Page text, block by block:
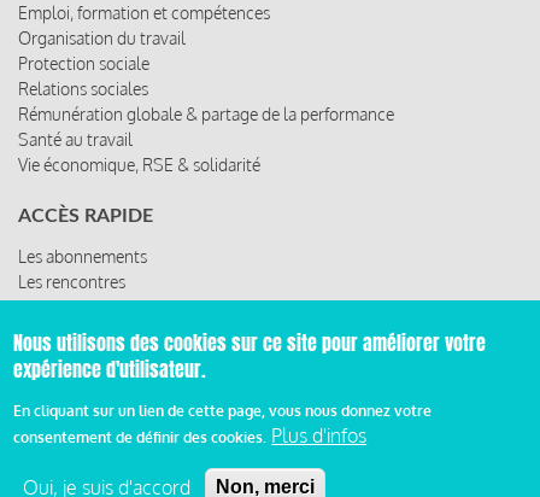
Emploi, formation et compétences
Organisation du travail
Protection sociale
Relations sociales
Rémunération globale & partage de la performance
Santé au travail
Vie économique, RSE & solidarité
ACCÈS RAPIDE
Les abonnements
Les rencontres
Les ressources
© 2019 Miroir Social - Réalisé parCafffeine
Mentions légales et condition générale d’utilisation et
d’abonnement
Nous utilisons des cookies sur ce site pour améliorer votre
expérience d'utilisateur.
En cliquant sur un lien de cette page, vous nous donnez votre
consentement de définir des cookies. Plus d'infos
Oui, je suis d'accord Non, merci